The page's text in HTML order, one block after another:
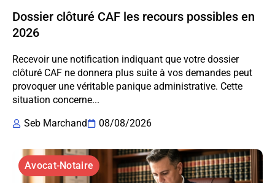
Dossier clôturé CAF les recours possibles en
2026
Recevoir une notification indiquant que votre dossier
clôturé CAF ne donnera plus suite à vos demandes peut
provoquer une véritable panique administrative. Cette
situation concerne...
Seb Marchand
08/08/2026
Avocat-Notaire